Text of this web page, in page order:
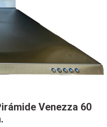
Venezza 60